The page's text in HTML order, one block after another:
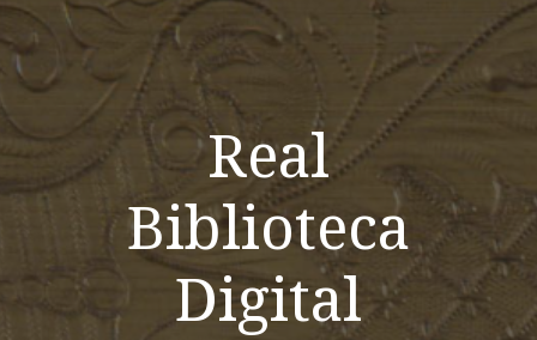
Real
Biblioteca
Digital